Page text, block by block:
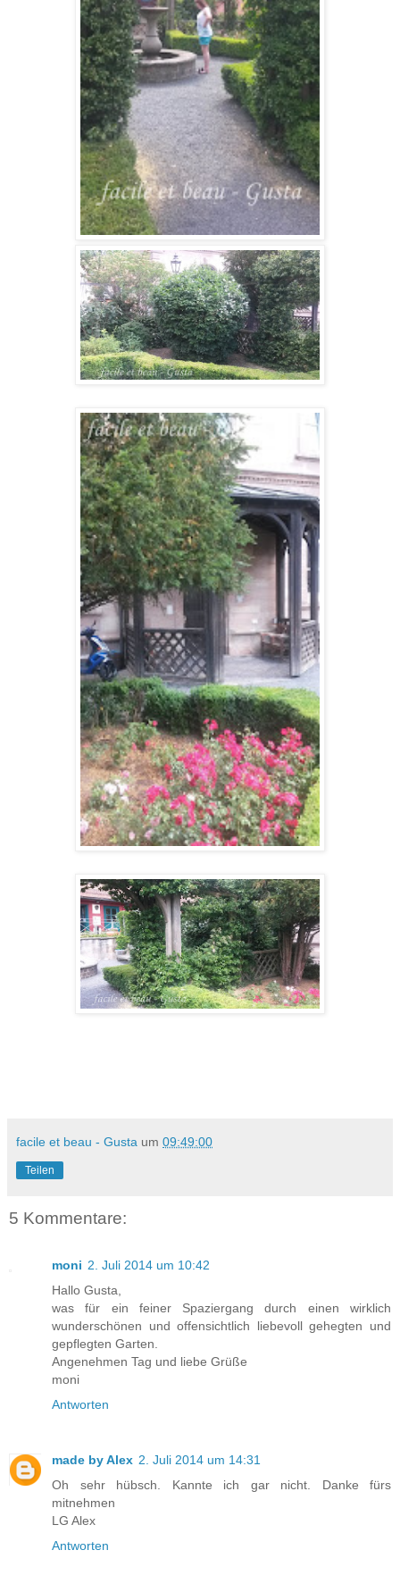
facile et beau - Gusta um 09:49:00
Teilen
5 Kommentare:
moni 2. Juli 2014 um 10:42
Hallo Gusta,
was für ein feiner Spaziergang durch einen wirklich
wunderschönen und offensichtlich liebevoll gehegten und
gepflegten Garten.
Angenehmen Tag und liebe Grüße
moni
Antworten
made by Alex 2. Juli 2014 um 14:31
Oh sehr hübsch. Kannte ich gar nicht. Danke fürs
mitnehmen
LG Alex
Antworten